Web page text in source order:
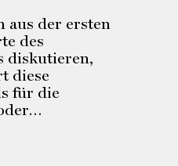
aus der ersten
des
diskutieren,
diese
für die